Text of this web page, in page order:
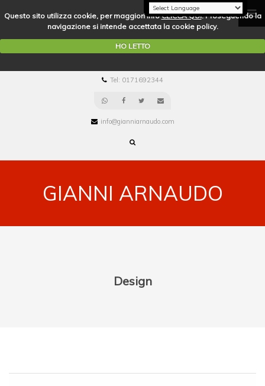
Questo sito utilizza cookie, per maggiori infoCLICCA QUI. Proseguendo la
navigazione si intende accettata la cookie policy.
HO LETTO
Tel: 0171692344
info@gianniarnaudo.com
GIANNI ARNAUDO
Design